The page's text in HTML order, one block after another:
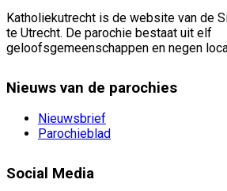
Katholiekutrecht is de website van de
te Utrecht. De parochie bestaat uit elf
geloofsgemeenschappen en negen
Nieuws van de parochies
Nieuwsbrief
Parochieblad
Social Media